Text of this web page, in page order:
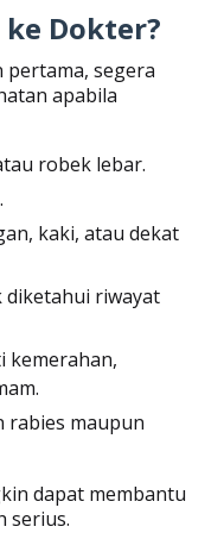
ke Dokter?
segera
apabila
robek lebar.
kaki, atau dekat
diketahui riwayat
kemerahan,
rabies maupun
dapat membantu
serius.